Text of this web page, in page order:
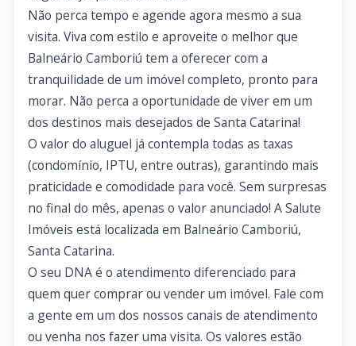
Não perca tempo e agende agora mesmo a sua
visita. Viva com estilo e aproveite o melhor que
Balneário Camboriú tem a oferecer com a
tranquilidade de um imóvel completo, pronto para
morar. Não perca a oportunidade de viver em um
dos destinos mais desejados de Santa Catarina!
O valor do aluguel já contempla todas as taxas
(condomínio, IPTU, entre outras), garantindo mais
praticidade e comodidade para você. Sem surpresas
no final do mês, apenas o valor anunciado! A Salute
Imóveis está localizada em Balneário Camboriú,
Santa Catarina.
O seu DNA é o atendimento diferenciado para
quem quer comprar ou vender um imóvel. Fale com
a gente em um dos nossos canais de atendimento
ou venha nos fazer uma visita. Os valores estão